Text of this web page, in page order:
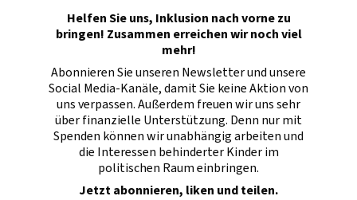
Helfen Sie uns, Inklusion nach vorne zu
bringen! Zusammen erreichen wir noch viel
mehr!
Abonnieren Sie unseren Newsletter und unsere
Social Media-Kanäle, damit Sie keine Aktion von
uns verpassen. Außerdem freuen wir uns sehr
über finanzielle Unterstützung. Denn nur mit
Spenden können wir unabhängig arbeiten und
die Interessen behinderter Kinder im
politischen Raum einbringen.
Jetzt abonnieren, liken und teilen.